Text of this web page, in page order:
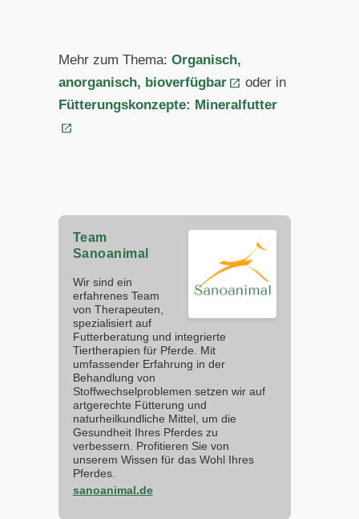
Mehr zum Thema: Organisch,
anorganisch, bioverfügbar
oder in
Fütterungskonzepte: Mineralfutter
Team
Sanoanimal
Wir sind ein
erfahrenes Team
von Therapeuten,
spezialisiert auf
Futterberatung und integrierte
Tiertherapien für Pferde. Mit
umfassender Erfahrung in der
Behandlung von
Stoffwechselproblemen setzen wir auf
artgerechte Fütterung und
naturheilkundliche Mittel, um die
Gesundheit Ihres Pferdes zu
verbessern. Profitieren Sie von
unserem Wissen für das Wohl Ihres
Pferdes.
sanoanimal.de